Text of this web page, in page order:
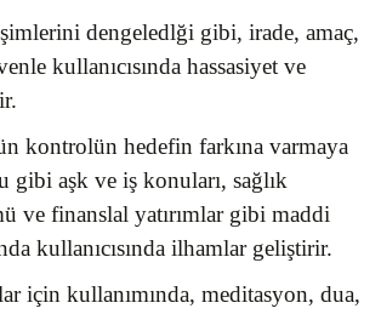
dengeledlği gibi, irade, amaç,
kullanıcısında hassasiyet ve
kontrolün hedefin farkına varmaya
gibi aşk ve iş konuları, sağlık
ve finanslal yatırımlar gibi maddi
kullanıcısında ilhamlar geliştirir.
için kullanımında, meditasyon, dua,